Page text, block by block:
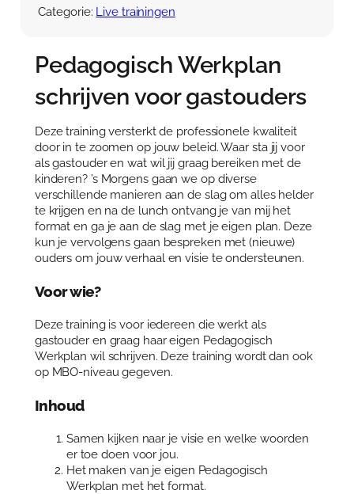
e
a
i
i
g
p
e
d
a
g
o
g
i
c
w
e
r
k
l
Categorie: Live trainingen
Pedagogisch Werkplan
schrijven voor gastouders
Deze training versterkt de professionele kwaliteit
door in te zoomen op jouw beleid. Waar sta jij voor
als gastouder en wat wil jij graag bereiken met de
kinderen? ’s Morgens gaan we op diverse
verschillende manieren aan de slag om alles helder
te krijgen en na de lunch ontvang je van mij het
format en ga je aan de slag met je eigen plan. Deze
kun je vervolgens gaan bespreken met (nieuwe)
ouders om jouw verhaal en visie te ondersteunen.
Voor wie?
Deze training is voor iedereen die werkt als
gastouder en graag haar eigen Pedagogisch
Werkplan wil schrijven. Deze training wordt dan ook
op MBO-niveau gegeven.
Inhoud
Samen kijken naar je visie en welke woorden
er toe doen voor jou.
Het maken van je eigen Pedagogisch
Werkplan met het format.